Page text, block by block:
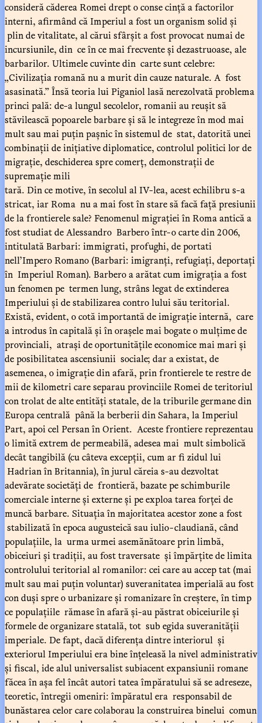
consideră căderea Romei drept o conse cință a factorilor
interni, afirmând că Imperiul a fost un organism solid și
plin de vitalitate, al cărui sfârșit a fost provocat numai de
incursiunile, din ce în ce mai frecvente și dezastruoase, ale
barbarilor. Ultimele cuvinte din carte sunt celebre:
„Civilizația romană nu a murit din cauze naturale. A fost
asasinată.” Însă teoria lui Piganiol lasă nerezolvată problema
princi pală: de-a lungul secolelor, romanii au reușit să
stăvilească popoarele barbare și să le integreze în mod mai
mult sau mai puțin pașnic în sistemul de stat, datorită unei
combinații de inițiative diplomatice, controlul politici lor de
migrație, deschiderea spre comerț, demonstrații de
supremație mili
tară. Din ce motive, în secolul al IV-lea, acest echilibru s-a
stricat, iar Roma nu a mai fost în stare să facă față presiunii
de la frontierele sale? Fenomenul migrației în Roma antică a
fost studiat de Alessandro Barbero într-o carte din 2006,
intitulată Barbari: immigrati, profughi, de portati
nell’Impero Romano (Barbari: imigranți, refugiați, deportați
în Imperiul Roman). Barbero a arătat cum imigrația a fost
un fenomen pe termen lung, strâns legat de extinderea
Imperiului și de stabilizarea contro lului său teritorial.
Există, evident, o cotă importantă de imigrație internă, care
a introdus în capitală și în orașele mai bogate o mulțime de
provinciali, atrași de oportunitățile economice mai mari și
de posibilitatea ascensiunii sociale; dar a existat, de
asemenea, o imigrație din afară, prin frontierele te restre de
mii de kilometri care separau provinciile Romei de teritoriul
con trolat de alte entități statale, de la triburile germane din
Europa centrală până la berberii din Sahara, la Imperiul
Part, apoi cel Persan în Orient. Aceste frontiere reprezentau
o limită extrem de permeabilă, adesea mai mult simbolică
decât tangibilă (cu câteva excepții, cum ar fi zidul lui
Hadrian în Britannia), în jurul căreia s-au dezvoltat
adevărate societăți de frontieră, bazate pe schimburile
comerciale interne și externe și pe exploa tarea forței de
muncă barbare. Situația în majoritatea acestor zone a fost
stabilizată în epoca augusteică sau iulio-claudiană, când
populațiile, la urma urmei asemănătoare prin limbă,
obiceiuri și tradiții, au fost traversate și împărțite de limita
controlului teritorial al romanilor: cei care au accep tat (mai
mult sau mai puțin voluntar) suveranitatea imperială au fost
con duși spre o urbanizare și romanizare în creștere, în timp
ce populațiile rămase în afară și-au păstrat obiceiurile și
formele de organizare statală, tot sub egida suveranității
imperiale. De fapt, dacă diferența dintre interiorul și
exteriorul Imperiului era bine înțeleasă la nivel administrativ
și fiscal, ide alul universalist subiacent expansiunii romane
făcea în așa fel încât autori tatea împăratului să se adreseze,
teoretic, întregii omeniri: împăratul era responsabil de
bunăstarea celor care colaborau la construirea binelui comun